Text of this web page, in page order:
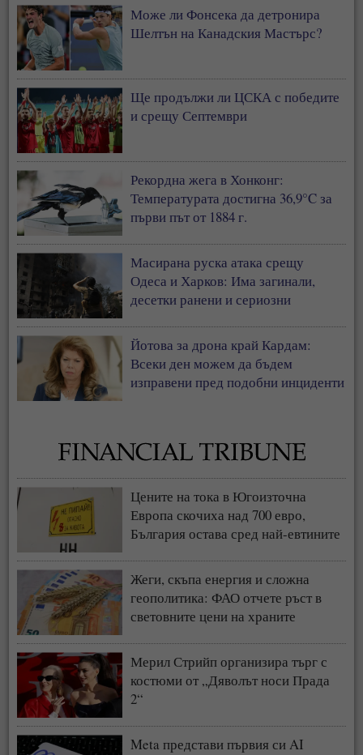
Може ли Фонсека да детронира
Шелтън на Канадския Мастърс?
Ще продължи ли ЦСКА с победите
и срещу Септември
Рекордна жега в Хонконг:
Температурата достигна 36,9°C за
първи път от 1884 г.
Масирана руска атака срещу
Одеса и Харков: Има загинали,
десетки ранени и сериозни
Йотова за дрона край Кардам:
Всеки ден можем да бъдем
изправени пред подобни инциденти
Цените на тока в Югоизточна
Европа скочиха над 700 евро,
България остава сред най-евтините
Жеги, скъпа енергия и сложна
геополитика: ФАО отчете ръст в
световните цени на храните
Мерил Стрийп организира търг с
костюми от „Дяволът носи Прада
2“
Meta представи първия си AI